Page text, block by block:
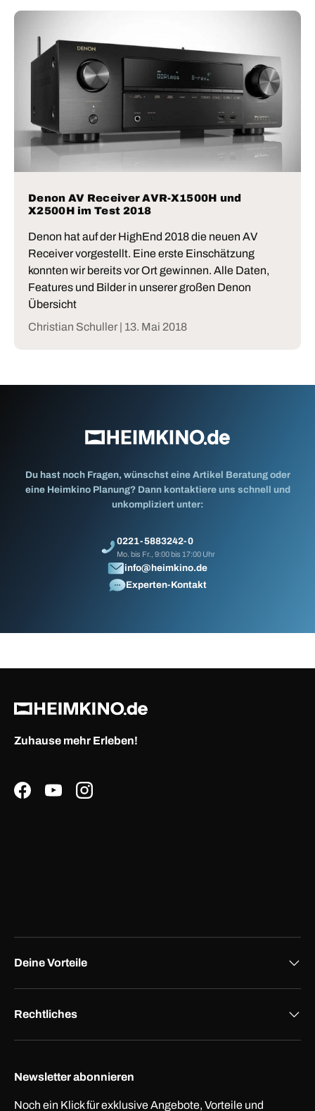
Denon AV Receiver AVR-X1500H und
X2500H im Test 2018
Denon hat auf der HighEnd 2018 die neuen AV
Receiver vorgestellt. Eine erste Einschätzung
konnten wir bereits vor Ort gewinnen. Alle Daten,
Features und Bilder in unserer großen Denon
Übersicht
Christian Schuller | 13. Mai 2018
Du hast noch Fragen, wünschst eine Artikel Beratung oder
eine Heimkino Planung? Dann kontaktiere uns schnell und
unkompliziert unter:
0221-5883242-0
Mo. bis Fr., 9:00 bis 17:00 Uhr
info@heimkino.de
Experten-Kontakt
Zuhause mehr Erleben!
FacebookYouTubeInstagram
Deine Vorteile
Rechtliches
Newsletter abonnieren
Noch ein Klick für exklusive Angebote, Vorteile und